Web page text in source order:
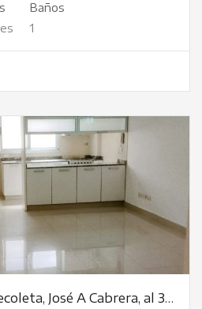
Baños
1
José A Cabrera, al 3000